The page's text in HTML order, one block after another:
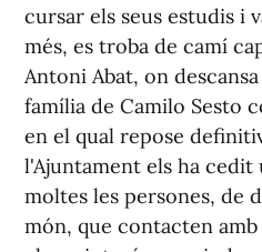
cursar els seus estudis i
més, es troba de camí
Antoni Abat, on
família de Camilo Sesto
en el qual repose
l'Ajuntament els ha cedit
moltes les persones, de
món, que contacten